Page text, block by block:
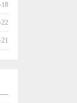
18
22